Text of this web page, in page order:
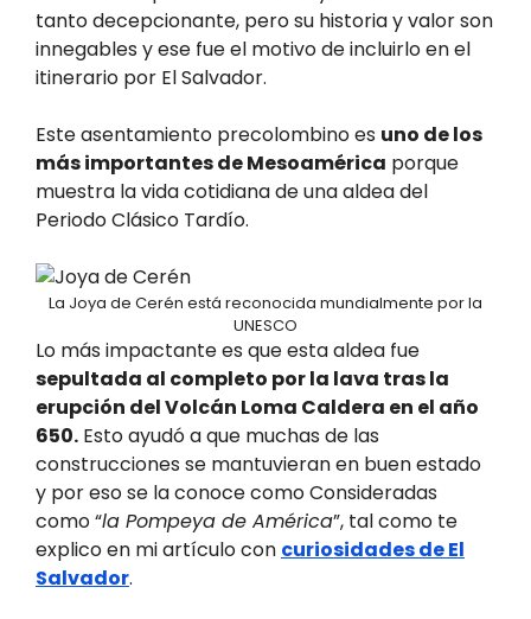
tanto decepcionante, pero su historia y valor son
innegables y ese fue el motivo de incluirlo en el
itinerario por El Salvador.
Este asentamiento precolombino es uno de los
más importantes de Mesoamérica porque
muestra la vida cotidiana de una aldea del
Periodo Clásico Tardío.
La Joya de Cerén está reconocida mundialmente por la
UNESCO
Lo más impactante es que esta aldea fue
sepultada al completo por la lava tras la
erupción del Volcán Loma Caldera en el año
650. Esto ayudó a que muchas de las
construcciones se mantuvieran en buen estado
y por eso se la conoce como Consideradas
como “la Pompeya de América”, tal como te
explico en mi artículo con curiosidades de El
Salvador.